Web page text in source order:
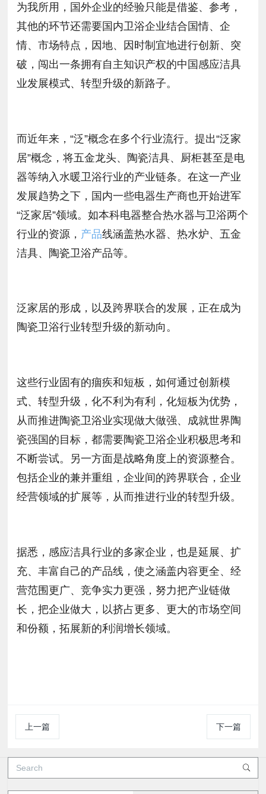
为我所用，国外企业的经验只能是借鉴、参考，
其他的环节还需要国内卫浴企业结合国情、企
情、市场特点，因地、因时制宜地进行创新、突
破，闯出一条拥有自主知识产权的中国感应洁具
业发展模式、转型升级的新路子。
而近年来，“泛”概念在多个行业流行。提出“泛家
居”概念，将五金龙头、陶瓷洁具、厨柜甚至是电
器等纳入水暖卫浴行业的产业链条。在这一产业
发展趋势之下，国内一些电器生产商也开始进军
“泛家居”领域。如本科电器整合热水器与卫浴两个
行业的资源， 产品线涵盖热水器、热水炉、五金
洁具、陶瓷卫浴产品等。
泛家居的形成，以及跨界联合的发展，正在成为
陶瓷卫浴行业转型升级的新动向。
这些行业固有的痼疾和短板，如何通过创新模
式、转型升级，化不利为有利，化短板为优势，
从而推进陶瓷卫浴业实现做大做强、成就世界陶
瓷强国的目标，都需要陶瓷卫浴企业积极思考和
不断尝试。另一方面是战略角度上的资源整合。
包括企业的兼并重组，企业间的跨界联合，企业
经营领域的扩展等，从而推进行业的转型升级。
据悉，感应洁具行业的多家企业，也是延展、扩
充、丰富自己的产品线，使之涵盖内容更全、经
营范围更广、竞争实力更强，努力把产业链做
长，把企业做大，以挤占更多、更大的市场空间
和份额，拓展新的利润增长领域。
上一篇 下一篇